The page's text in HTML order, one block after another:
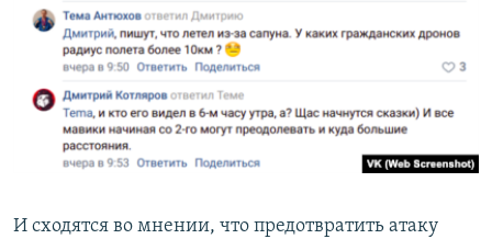
И сходятся во мнении, что предотвратить атаку